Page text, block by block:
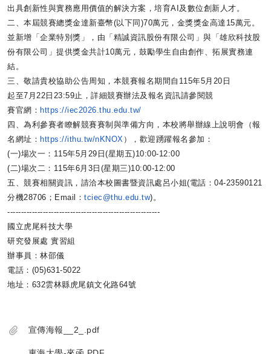
出具創新性與實務應用價值的解決方案， 培育AI及數位創新人才。
二、本屆競賽總獎金達新臺幣(以下同)70萬元， 金獎獎金高達15萬元。
並新增「企業特別獎」，由「精誠資訊股份有限公司」與「雄欣科技股
份有限公司」 提供獎金共計10萬元，鼓勵學生自由創作、拓展實務連
結。
三、敬請貴校協助公告周知，本競賽報名期間自115年5月20日
起至7月22日23:59止，詳細競賽辦法及報名資訊請參閱競
賽官網： https://iec2026.thu.edu. tw/
四、為利參賽者瞭解競賽賽制與準備方向，本校將舉辦線上說明會（報
名網址： https://ithu.tw/nKNOX ）， 歡迎踴躍報名參加：
(一)場次一：115年5月29日(星期五)10:00-12:00
(二)場次二：115年6月3日(星期三)10:00-12:00
五、競賽相關資訊，請洽本校圖書暨資訊處呂小姐(電話：04-23590121
分機28706；Email： tciec@thu.edu.tw)。
--------------------------------------------------------
國立虎尾科技大學
研究發展處 實習組
辦事員：林邵儀
電話：(05)631-5022
地址：632雲林縣虎尾鎮文化路64號
宣傳海報__2_.pdf